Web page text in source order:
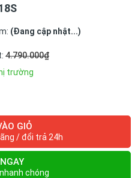
(Đang cập nhật...)
4.790.000₫
trường
GIỎ
/ đổi trả 24h
chóng